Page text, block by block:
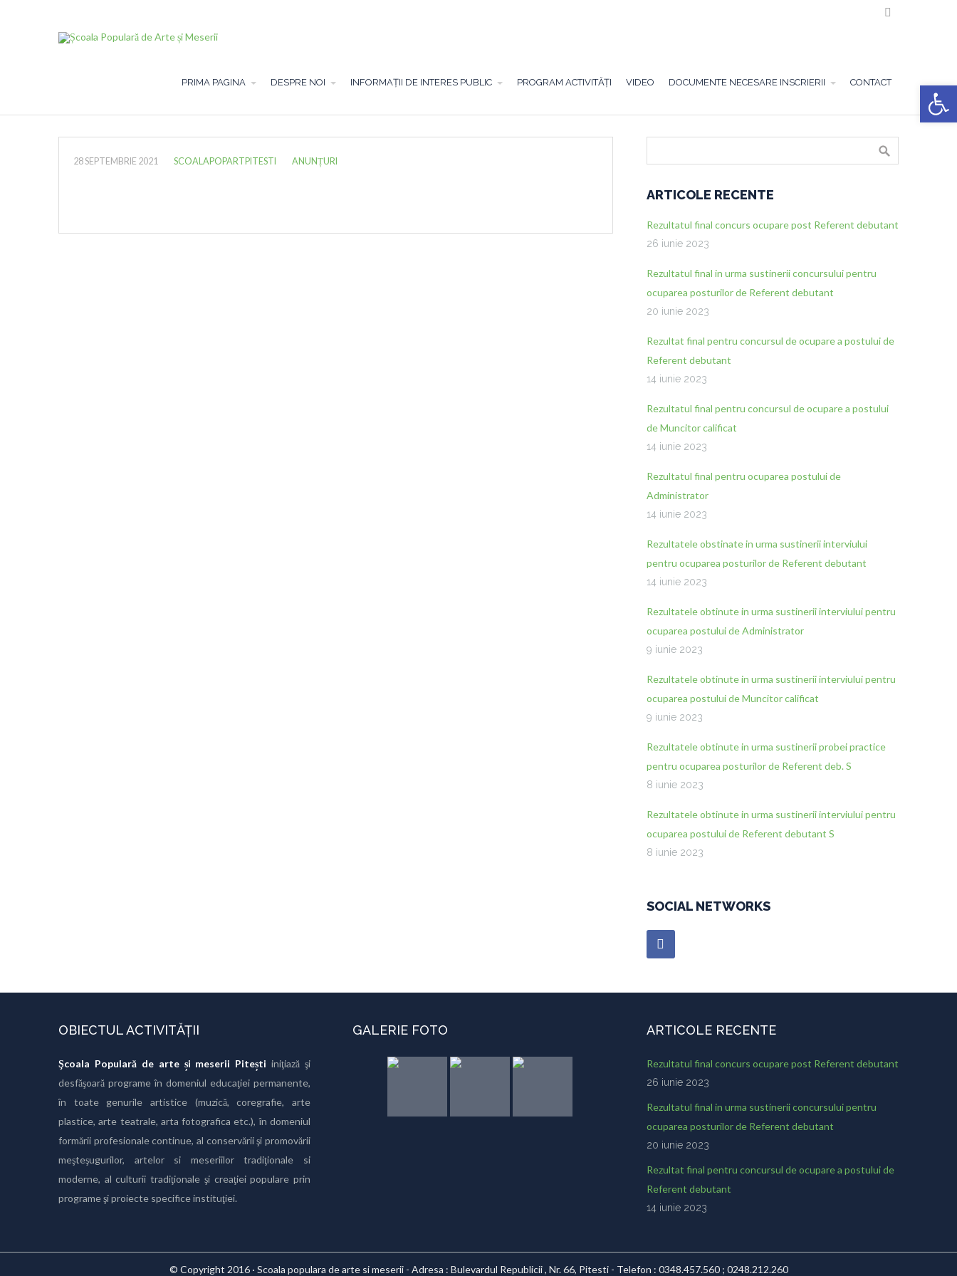

PRIMA PAGINA DESPRE NOI INFORMAȚII DE INTERES PUBLIC PROGRAM ACTIVITĂȚI VIDEO DOCUMENTE NECESARE INSCRIERII CONTACT
28 SEPTEMBRIE 2021 SCOALAPOPARTPITESTI ANUNȚURI
ARTICOLE RECENTE
Rezultatul final concurs ocupare post Referent debutant
26 iunie 2023
Rezultatul final in urma sustinerii concursului pentru
ocuparea posturilor de Referent debutant
20 iunie 2023
Rezultat final pentru concursul de ocupare a postului de
Referent debutant
14 iunie 2023
Rezultatul final pentru concursul de ocupare a postului
de Muncitor calificat
14 iunie 2023
Rezultatul final pentru ocuparea postului de
Administrator
14 iunie 2023
Rezultatele obstinate in urma sustinerii interviului
pentru ocuparea posturilor de Referent debutant
14 iunie 2023
Rezultatele obtinute in urma sustinerii interviului pentru
ocuparea postului de Administrator
9 iunie 2023
Rezultatele obtinute in urma sustinerii interviului pentru
ocuparea postului de Muncitor calificat
9 iunie 2023
Rezultatele obtinute in urma sustinerii probei practice
pentru ocuparea posturilor de Referent deb. S
8 iunie 2023
Rezultatele obtinute in urma sustinerii interviului pentru
ocuparea postului de Referent debutant S
8 iunie 2023
SOCIAL NETWORKS
OBIECTUL ACTIVITĂȚII
Şcoala Populară de arte și meserii Pitești iniţiază şi
desfăşoară programe în domeniul educaţiei permanente,
în toate genurile artistice (muzică, coregrafie, arte
plastice, arte teatrale, arta fotografica etc.), în domeniul
formării profesionale continue, al conservării şi promovării
meşteşugurilor, artelor si meseriilor tradiţionale si
moderne, al culturii tradiţionale şi creaţiei populare prin
programe şi proiecte specifice instituţiei.
GALERIE FOTO ARTICOLE RECENTE
Rezultatul final concurs ocupare post Referent debutant
26 iunie 2023
Rezultatul final in urma sustinerii concursului pentru
ocuparea posturilor de Referent debutant
20 iunie 2023
Rezultat final pentru concursul de ocupare a postului de
Referent debutant
14 iunie 2023
© Copyright 2016 · Scoala populara de arte si meserii - Adresa : Bulevardul Republicii , Nr. 66, Pitesti - Telefon : 0348.457.560 ; 0248.212.260
Deschide